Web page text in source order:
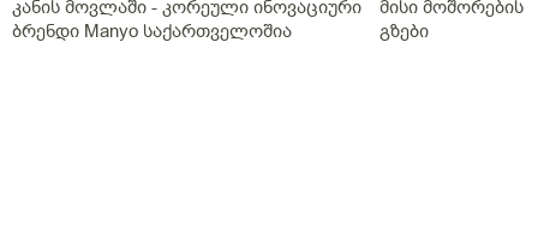
კანის მოვლაში - კორეული ინოვაციური
ბრენდი Manyo საქართველოშია
მისი მოშორების
გზები